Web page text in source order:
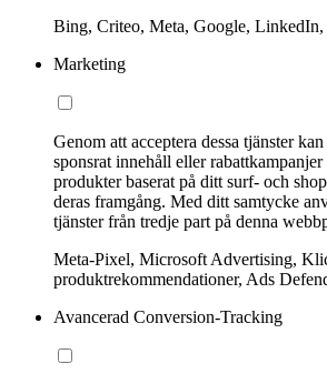
Bing, Criteo, Meta, Google,
Marketing
Genom att acceptera dessa tjänster
sponsrat innehåll eller
produkter baserat på ditt surf- och
deras framgång. Med ditt samtycke
tjänster från tredje part på denna
Meta-Pixel, Microsoft Advertising,
produktrekommendationer, Ads
Avancerad Conversion-Tracking